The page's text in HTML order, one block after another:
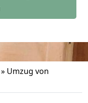
» Umzug von